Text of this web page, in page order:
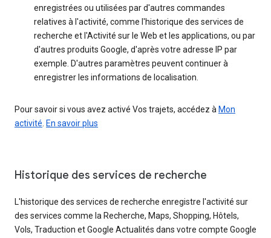
enregistrées ou utilisées par d'autres commandes
relatives à l'activité, comme l'historique des services de
recherche et l'Activité sur le Web et les applications, ou par
d'autres produits Google, d'après votre adresse IP par
exemple. D'autres paramètres peuvent continuer à
enregistrer les informations de localisation.
Pour savoir si vous avez activé Vos trajets, accédez à Mon
activité. En savoir plus
Historique des services de recherche
L'historique des services de recherche enregistre l'activité sur
des services comme la Recherche, Maps, Shopping, Hôtels,
Vols, Traduction et Google Actualités dans votre compte Google